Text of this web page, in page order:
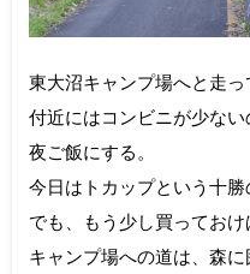
東大沼キャンプ場へと走っ
付近にはコンビニが少ない
夜ご飯にする。
今日はトカップという十勝
でも、もう少し買っておけ
キャンプ場への道は、森